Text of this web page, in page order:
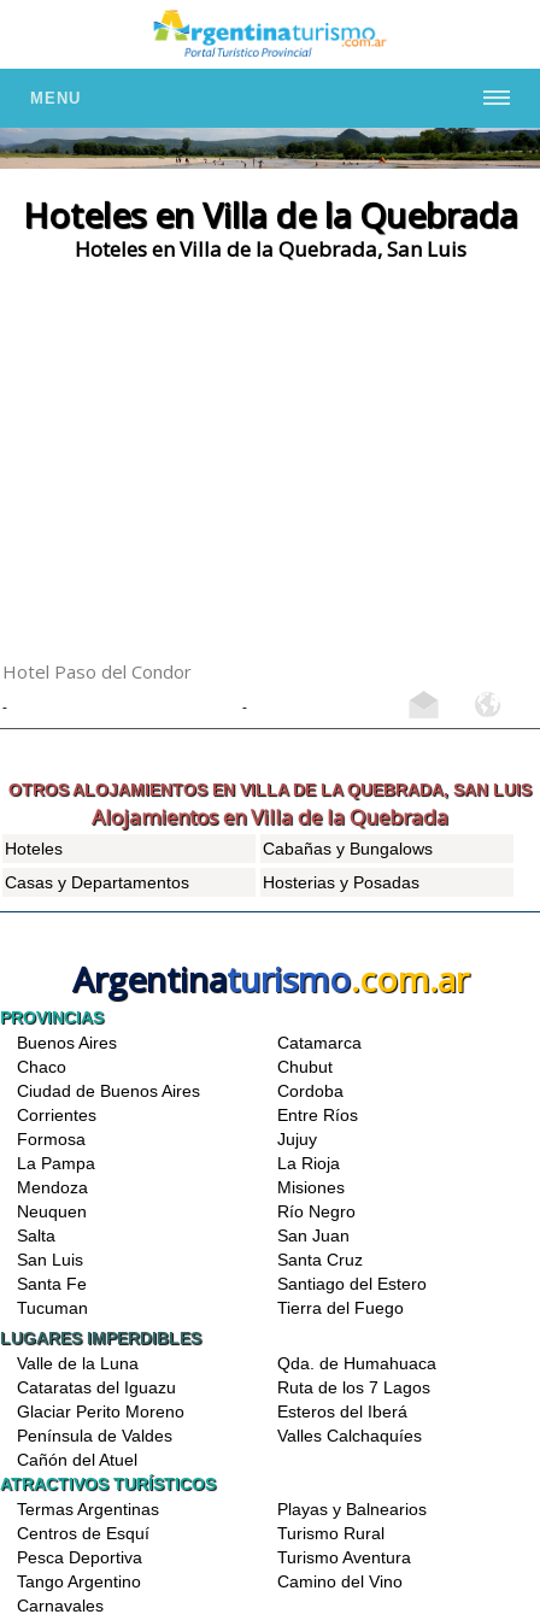
MENU
Hoteles en Villa de la Quebrada
Hoteles en Villa de la Quebrada, San Luis
Hotel Paso del Condor
- -
OTROS ALOJAMIENTOS EN VILLA DE LA QUEBRADA, SAN LUIS
Alojamientos en Villa de la Quebrada
Hoteles
Cabañas y Bungalows
Casas y Departamentos
Hosterias y Posadas
Argentinaturismo.com.ar
PROVINCIAS
Buenos Aires
Catamarca
Chaco
Chubut
Ciudad de Buenos Aires
Cordoba
Corrientes
Entre Ríos
Formosa
Jujuy
La Pampa
La Rioja
Mendoza
Misiones
Neuquen
Río Negro
Salta
San Juan
San Luis
Santa Cruz
Santa Fe
Santiago del Estero
Tucuman
Tierra del Fuego
LUGARES IMPERDIBLES
Valle de la Luna
Qda. de Humahuaca
Cataratas del Iguazu
Ruta de los 7 Lagos
Glaciar Perito Moreno
Esteros del Iberá
Península de Valdes
Valles Calchaquíes
Cañón del Atuel
ATRACTIVOS TURÍSTICOS
Termas Argentinas
Playas y Balnearios
Centros de Esquí
Turismo Rural
Pesca Deportiva
Turismo Aventura
Tango Argentino
Camino del Vino
Carnavales